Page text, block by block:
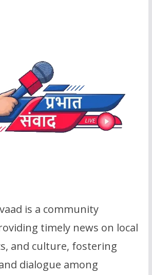
is a community
timely news on local
and culture, fostering
dialogue among